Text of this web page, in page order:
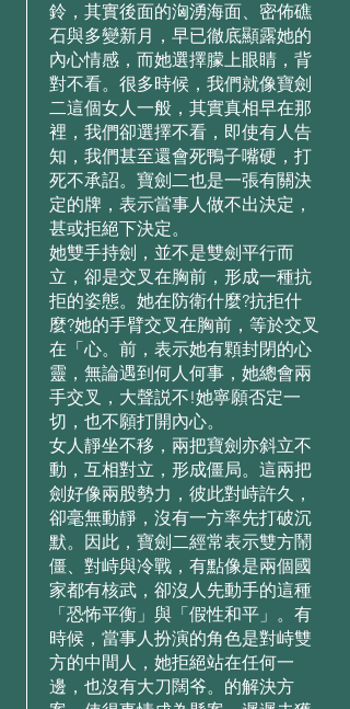
鈴，其實後⾯的洶湧海⾯、密佈礁
⽯與多變新⽉，早已徹底顯露她的
內⼼情感，⽽她選擇朦上眼睛，背
對不看。很多時候，我們就像寶劍
⼆這個⼥⼈⼀般，其實真相早在那
裡，我們卻選擇不看，即使有⼈告
知，我們甚⾄還會死鴨⼦嘴硬，打
死不承詔。寶劍⼆也是⼀張有關決
定的牌，表⽰當事⼈做不出決定，
甚或拒絕下決定。
她雙⼿持劍，並不是雙劍平⾏⽽
⽴，卻是交叉在胸前，形成⼀種抗
拒的姿態。她在防衛什麼?抗拒什
麼?她的⼿臂交叉在胸前，等於交叉
在「⼼。前，表⽰她有顆封閉的⼼
靈，無論遇到何⼈何事，她總會兩
⼿交叉，⼤聲説不!她寧願否定⼀
切，也不願打開內⼼。
⼥⼈靜坐不移，兩把寶劍亦斜⽴不
動，互相對⽴，形成僵局。這兩把
劍好像兩股勢⼒，彼此對峙許久，
卻毫無動靜，沒有⼀⽅率先打破沉
默。因此，寶劍⼆經常表⽰雙⽅鬧
僵、對峙與冷戰，有點像是兩個國
家都有核武，卻沒⼈先動⼿的這種
「恐怖平衡」與「假性和平」。有
時候，當事⼈扮演的⻆⾊是對峙雙
⽅的中間⼈，她拒絕站在任何⼀
邊，也沒有⼤⼑闊爷。的解決⽅